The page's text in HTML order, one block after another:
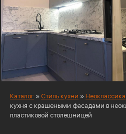
Каталог » Стиль кухни » Неоклассика
кухня с крашеными фасадами в
пластиковой столешницей